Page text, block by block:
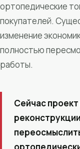
ортопедические
покупателей.
изменение
полностью
работы.
Сейчас